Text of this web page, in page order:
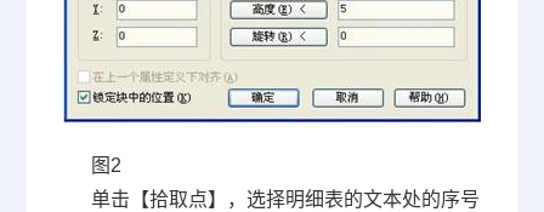
图2
单击【拾取点】，选择明细表的文本处的序号